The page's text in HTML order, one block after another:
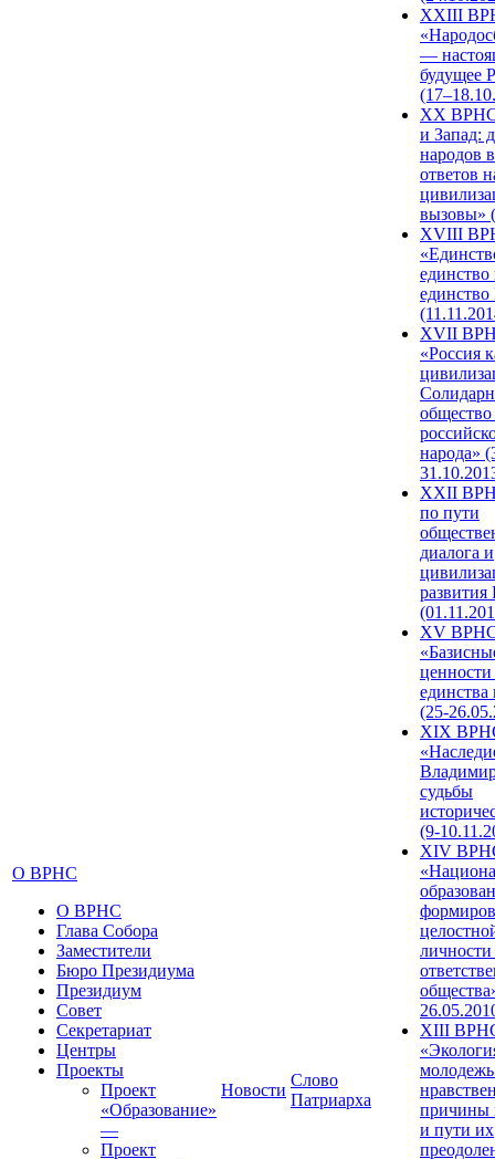
О ВРНС
О ВРНС
Глава Собора
Заместители
Бюро Президиума
Президиум
Совет
Секретариат
Центры
Проекты
Проект
«Образование»
—
Проект
Новости
Слово
Патриарха
XXIII
—
будущее
XX ВРНС
и Запад:
народов
ответов
вызовы»
XVIII
единство
единство
XVII
«Россия
народа»
XXII
по пути
диалога и
развития
XV
единства
(25-
XIX
судьбы
(9-
XIV
XIII
причины
и пути их